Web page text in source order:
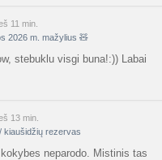
11 min.
2026 m. mažylius 🧸
stebuklu visgi buna!:)) Labai
13 min.
kiaušidžių rezervas
neparodo. Mistinis tas